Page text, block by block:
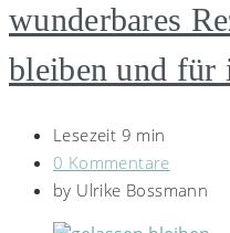
wunderbares
bleiben und für
Lesezeit 9 min
0 Kommentare
by Ulrike Bossmann